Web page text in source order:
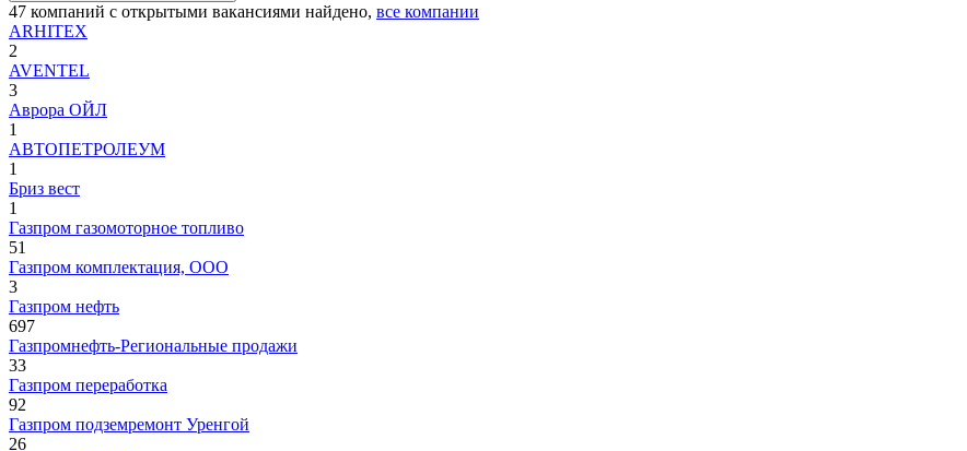
47 компаний с открытыми вакансиями найдено, все компании
ARHITEX
2
AVENTEL
3
Аврора ОЙЛ
1
АВТОПЕТРОЛЕУМ
1
Бриз вест
1
Газпром газомоторное топливо
51
Газпром комплектация, OOO
3
Газпром нефть
697
Газпромнефть-Региональные продажи
33
Газпром переработка
92
Газпром подземремонт Уренгой
26